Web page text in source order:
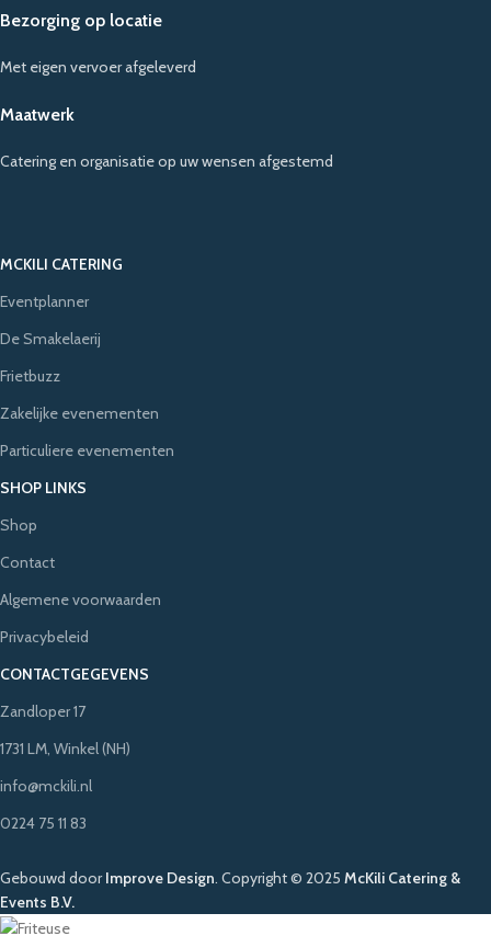
Bezorging op locatie
Met eigen vervoer afgeleverd
Maatwerk
Catering en organisatie op uw wensen afgestemd
MCKILI CATERING
Eventplanner
De Smakelaerij
Frietbuzz
Zakelijke evenementen
Particuliere evenementen
SHOP LINKS
Shop
Contact
Algemene voorwaarden
Privacybeleid
CONTACTGEGEVENS
Zandloper 17
1731 LM, Winkel (NH)
info@mckili.nl
0224 75 11 83
Gebouwd doorImprove Design. Copyright © 2025 McKili Catering &
Events B.V.